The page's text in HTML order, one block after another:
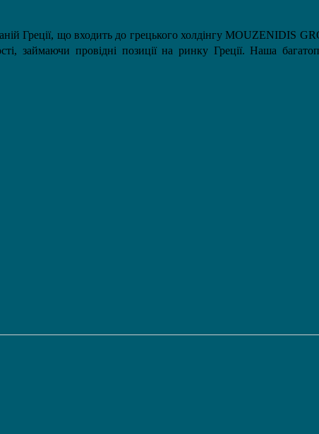
Греції, що входить до грецького холдінгу MOUZENIDIS
займаючи провідні позиції на ринку Греції. Наша